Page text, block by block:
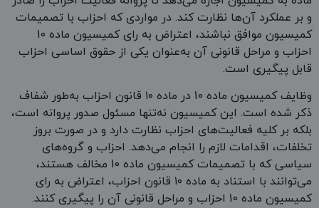
و بر عملکرد آن‌ها نظارت کند. در مواردی که احزاب با تصمیمات
کمیسیون موافق نباشند، اعتراض به رای کمیسیون ماده 10
احزاب و مراحل قانونی آن به‌عنوان یکی از حقوق اساسی احزاب
قابل پیگیری است.
وظایف کمیسیون ماده 10 در ماده ۱۰ قانون احزاب به‌طور شفاف
ذکر شده است. این کمیسیون نه‌تنها مسئول صدور پروانه است،
بلکه بر کلیه فعالیت‌های احزاب نظارت دارد و در صورت بروز
تخلفات، اقدامات لازم را انجام می‌دهد. احزاب و گروه‌های
سیاسی که با تصمیمات کمیسیون ماده 10 مخالف هستند،
می‌توانند با استناد به ماده ۱۰ قانون احزاب، اعتراض به رای
کمیسیون ماده 10 احزاب و مراحل قانونی آن را پیگیری کنند.